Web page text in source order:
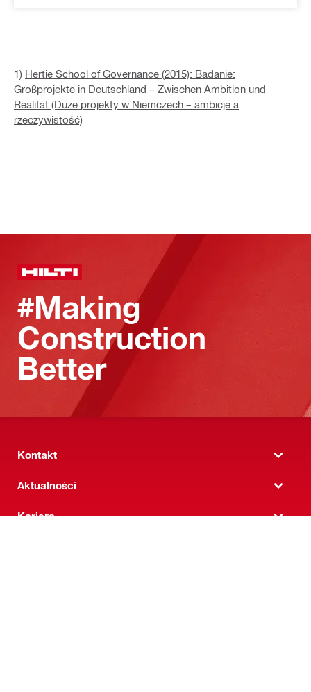
1) Hertie School of Governance (2015): Badanie:
Großprojekte in Deutschland – Zwischen Ambition und
Realität (Duże projekty w Niemczech – ambicje a
rzeczywistość)
#Making
Construction
Better
Kontakt
Aktualności
Kariera